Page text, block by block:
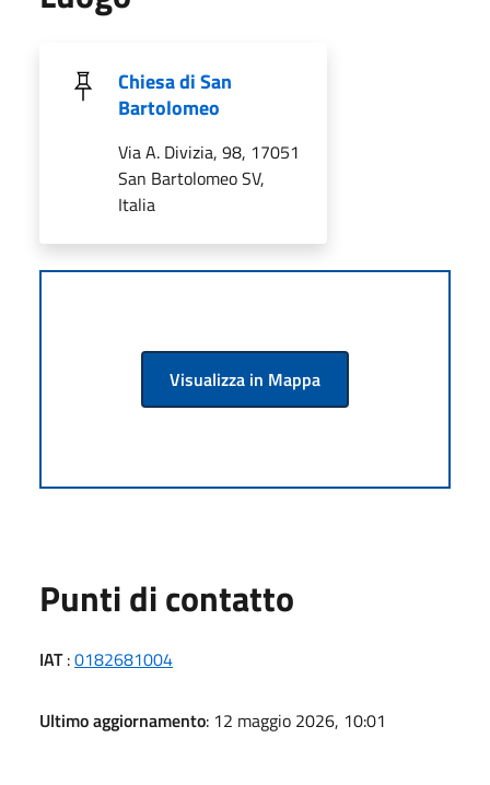
Chiesa di San
Bartolomeo
Via A. Divizia, 98, 17051
San Bartolomeo SV,
Italia
Visualizza in Mappa
Punti di contatto
IAT:0182681004
Ultimo aggiornamento: 12 maggio 2026, 10:01